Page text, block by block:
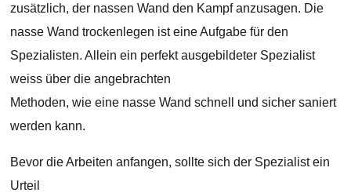
zusätzlich, der nassen Wand den Kampf anzusagen. Die
nasse Wand trockenlegen ist eine Aufgabe für den
Spezialisten. Allein ein perfekt ausgebildeter Spezialist
weiss über die angebrachten
Methoden, wie eine nasse Wand schnell und sicher saniert
werden kann.
Bevor die Arbeiten anfangen, sollte sich der Spezialist ein
Urteil